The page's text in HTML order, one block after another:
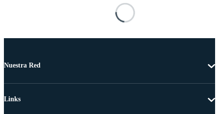
Nuestra Red
Links